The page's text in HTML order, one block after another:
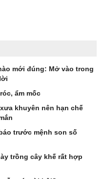
mới đúng: Mở vào trong
ẩm mốc
khuyên nên hạn chế
trước mệnh son số
trồng cây khế rất hợp